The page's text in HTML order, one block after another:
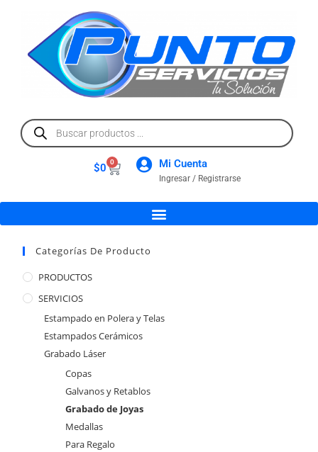
$0 0 Mi Cuenta
Ingresar / Registrarse
Categorías De Producto
PRODUCTOS
SERVICIOS
Estampado en Polera y Telas
Estampados Cerámicos
Grabado Láser
Copas
Galvanos y Retablos
Grabado de Joyas
Medallas
Para Regalo